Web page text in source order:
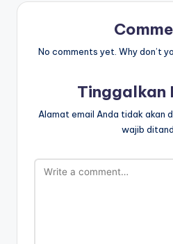
No comments yet. Why don’t
Tinggalkan
Alamat email Anda tidak akan
wajib